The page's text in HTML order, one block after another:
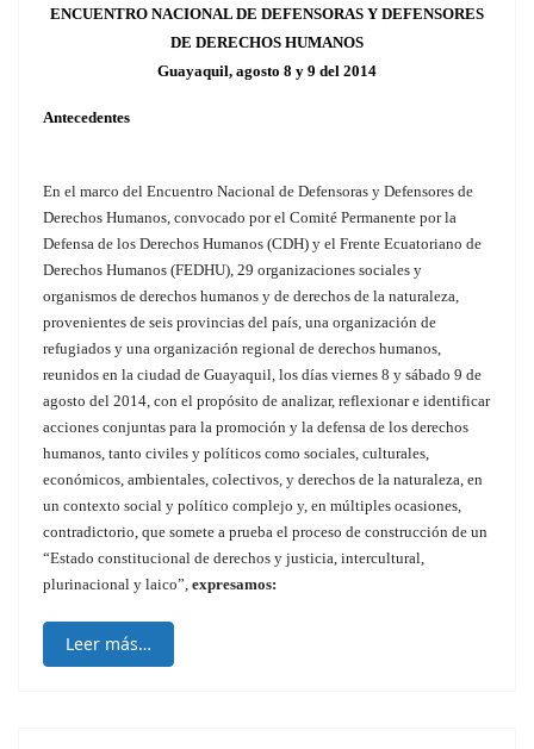
ENCUENTRO NACIONAL DE DEFENSORAS Y DEFENSORES
DE DERECHOS HUMANOS
Guayaquil, agosto 8 y 9 del 2014
Antecedentes
En el marco del Encuentro Nacional de Defensoras y Defensores de
Derechos Humanos, convocado por el Comité Permanente por la
Defensa de los Derechos Humanos (CDH) y el Frente Ecuatoriano de
Derechos Humanos (FEDHU), 29 organizaciones sociales y
organismos de derechos humanos y de derechos de la naturaleza,
provenientes de seis provincias del país, una organización de
refugiados y una organización regional de derechos humanos,
reunidos en la ciudad de Guayaquil, los días viernes 8 y sábado 9 de
agosto del 2014, con el propósito de analizar, reflexionar e identificar
acciones conjuntas para la promoción y la defensa de los derechos
humanos, tanto civiles y políticos como sociales, culturales,
económicos, ambientales, colectivos, y derechos de la naturaleza, en
un contexto social y político complejo y, en múltiples ocasiones,
contradictorio, que somete a prueba el proceso de construcción de un
“Estado constitucional de derechos y justicia, intercultural,
plurinacional y laico”, expresamos:
Leer más…